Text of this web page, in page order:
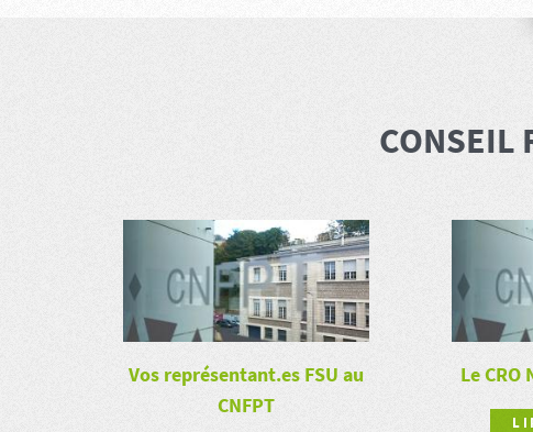
CONSEIL
Vos représentant.es FSU au
CNFPT
Le